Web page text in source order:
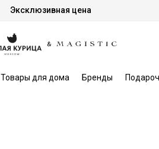
Эксклюзивная цена
Товары для дома Бренды